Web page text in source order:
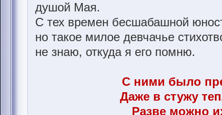
душой Мая.
С тех времен бесшабашной
но такое милое девчачье
не знаю, откуда я его помню.
С ними было
Даже в стужу
Разве можно